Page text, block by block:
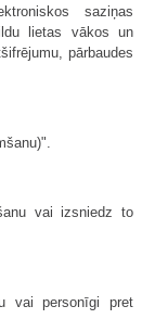
saziņas
lietas vākos un
pārbaudes
vai izsniedz to
vai personīgi pret